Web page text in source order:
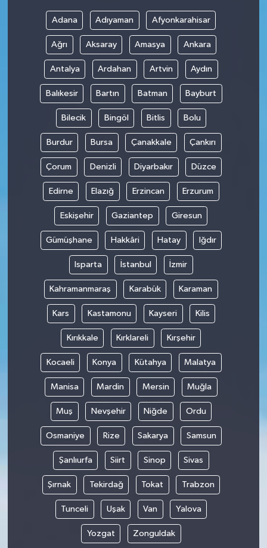
Adana Adıyaman Afyonkarahisar
Ağrı Aksaray Amasya Ankara
Antalya Ardahan Artvin Aydın
Balıkesir Bartın Batman Bayburt
Bilecik Bingöl Bitlis Bolu
Burdur Bursa Çanakkale Çankırı
Çorum Denizli Diyarbakır Düzce
Edirne Elazığ Erzincan Erzurum
Eskişehir Gaziantep Giresun
Gümüşhane Hakkâri Hatay Iğdır
Isparta İstanbul İzmir
Kahramanmaraş Karabük Karaman
Kars Kastamonu Kayseri Kilis
Kırıkkale Kırklareli Kırşehir
Kocaeli Konya Kütahya Malatya
Manisa Mardin Mersin Muğla
Muş Nevşehir Niğde Ordu
Osmaniye Rize Sakarya Samsun
Şanlıurfa Siirt Sinop Sivas
Şırnak Tekirdağ Tokat Trabzon
Tunceli Uşak Van Yalova
Yozgat Zonguldak